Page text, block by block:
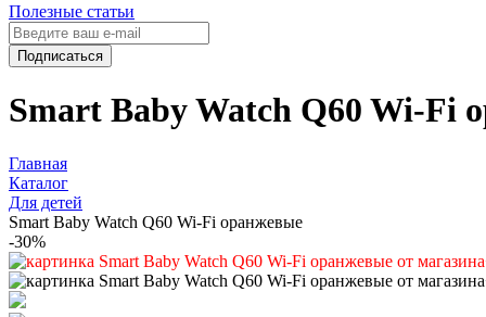
Полезные статьи
Подписаться
Smart Baby Watch Q60 Wi-Fi
Главная
Каталог
Для детей
Smart Baby Watch Q60 Wi-Fi оранжевые
-30%